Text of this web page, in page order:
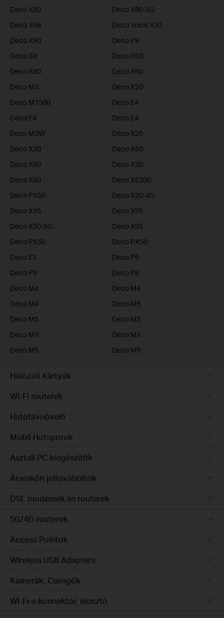
Deco X50
Deco X80-5G
Deco X68
Deco Voice X20
Deco X90
Deco P9
Deco S4
Deco X60
Deco X60
Deco X60
Deco M4
Deco X20
Deco M1300
Deco E4
Deco E4
Deco E4
Deco M3W
Deco X20
Deco X20
Deco X60
Deco X60
Deco X20
Deco X60
Deco XE200
Deco PX50
Deco X20-4G
Deco X95
Deco X95
Deco X50-5G
Deco X95
Deco PX50
Deco PX50
Deco E3
Deco P9
Deco P9
Deco P9
Deco M4
Deco M4
Deco M4
Deco M5
Deco M5
Deco M5
Deco M4
Deco M4
Deco M5
Deco M5
Hálózati kártyák
Wi-Fi routerek
Hatótávnövelő
Mobil Hotspotok
Asztali PC kiegészítők
Áramköri jeltovábbítók
DSL modemek és routerek
5G/4G routerek
Access Pointok
Wireless USB Adapters
Kamerák, Csengők
Wi-Fi-s konnektor, elosztó